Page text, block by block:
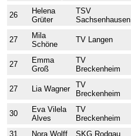
26
Helena
Grüter
TSV
Sachsenhausen
27
Mila
Schöne
TV Langen
27
Emma
Groß
TV
Breckenheim
27 Lia Wagner
TV
Breckenheim
30
Eva Vilela
Alves
TV
Breckenheim
31 Nora Wolff SKG Rodgau